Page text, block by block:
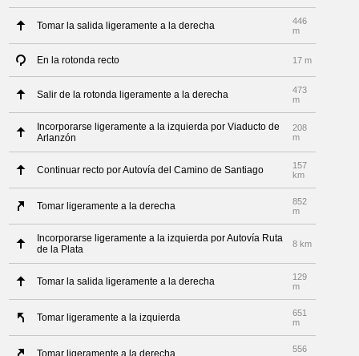
Tomar la salida ligeramente a la derecha
446
m
En la rotonda recto 17 m
Salir de la rotonda ligeramente a la derecha
473
m
Incorporarse ligeramente a la izquierda por Viaducto de
Arlanzón
208
m
Continuar recto por Autovía del Camino de Santiago
157
km
Tomar ligeramente a la derecha
852
m
Incorporarse ligeramente a la izquierda por Autovía Ruta
de la Plata
8 km
Tomar la salida ligeramente a la derecha
129
m
Tomar ligeramente a la izquierda
651
m
Tomar ligeramente a la derecha
556